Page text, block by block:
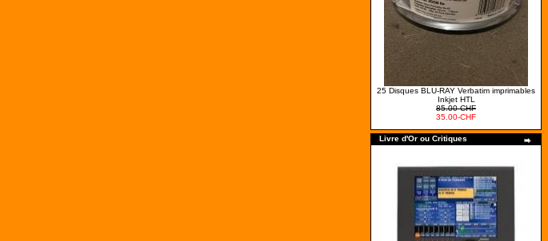
25 Disques BLU-RAY Verbatim imprimables
Inkjet HTL
85.00-CHF
35.00-CHF
Livre d'Or ou Critiques